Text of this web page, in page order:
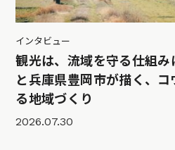
インタビュー
観光は、流域を守る仕組
と兵庫県豊岡市が描く、
る地域づくり
2026.07.30